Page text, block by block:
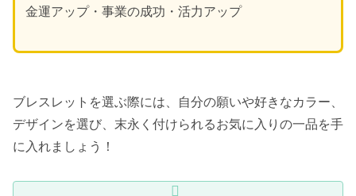
金運アップ・事業の成功・活力アップ
ブレスレットを選ぶ際には、自分の願いや好きなカラー、
デザインを選び、末永く付けられるお気に入りの一品を手
に入れましょう！